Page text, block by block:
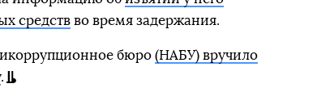
средствво время задержания.
бюро (НАБУ) вручило
.